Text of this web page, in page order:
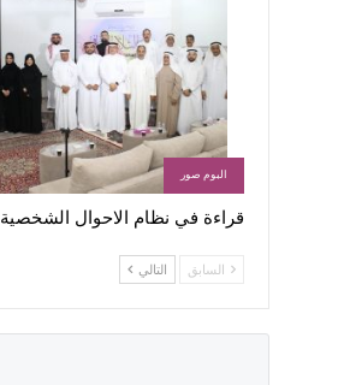
البوم صور
قراءة في نظام الاحوال الشخصية
السابق التالي